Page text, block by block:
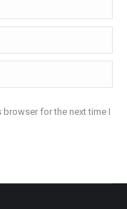
browser for the next time I